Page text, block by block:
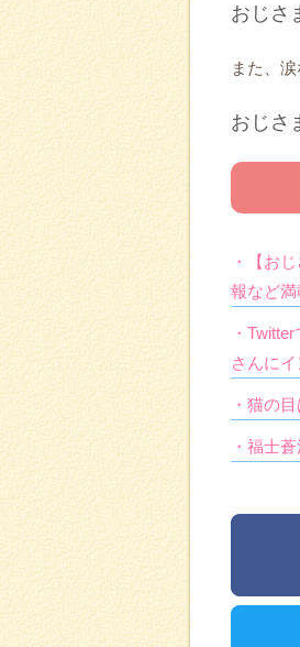
おじさ
また、
おじさ
・【お
報など満
・
さんにイ
・猫の
・福士